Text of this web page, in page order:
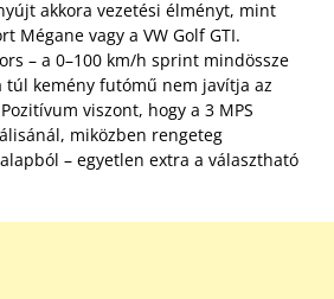
akkora vezetési élményt, mint
Mégane vagy a VW Golf GTI.
– a 0–100 km/h sprint mindössze
túl kemény futómű nem javítja az
viszont, hogy a 3 MPS
miközben rengeteg
– egyetlen extra a választható